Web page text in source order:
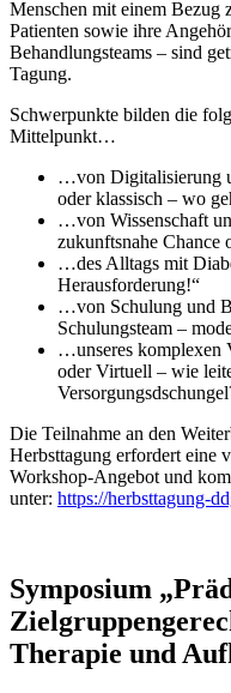
Menschen mit einem Bezug
Patienten sowie ihre
Behandlungsteams – sind
Tagung.
Schwerpunkte bilden die
Mittelpunkt…
…von Digitalisierung
oder klassisch – wo
…von Wissenschaft
zukunftsnahe Chance
…des Alltags mit
Herausforderung!“
…von Schulung und
Schulungsteam –
…unseres komplexen
oder Virtuell – wie
Die Teilnahme an den
Herbsttagung erfordert eine
Workshop-Angebot und
unter: https://herbsttagung-
Symposium
Therapie und